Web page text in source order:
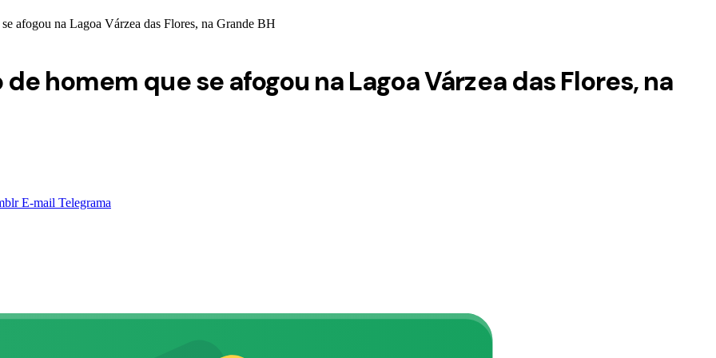
afogou na Lagoa Várzea das Flores, na Grande BH
homem que se afogou na Lagoa Várzea das Flores, na
E-mail Telegrama